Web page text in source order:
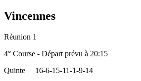
Vincennes
Réunion 1
4° Course - Départ prévu à 20:15
Quinte
16-6-15-11-1-9-14